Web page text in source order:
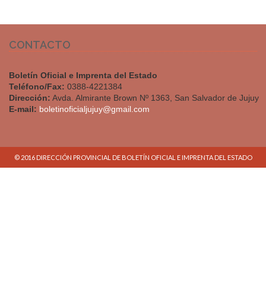
CONTACTO
Boletín Oficial e Imprenta del Estado
Teléfono/Fax: 0388-4221384
Dirección: Avda. Almirante Brown Nº 1363, San Salvador de Jujuy
E-mail: boletinoficialjujuy@gmail.com
© 2016 DIRECCIÓN PROVINCIAL DE BOLETÍN OFICIAL E IMPRENTA DEL ESTADO